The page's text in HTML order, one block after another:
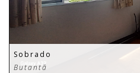
Sobrado
Butantã